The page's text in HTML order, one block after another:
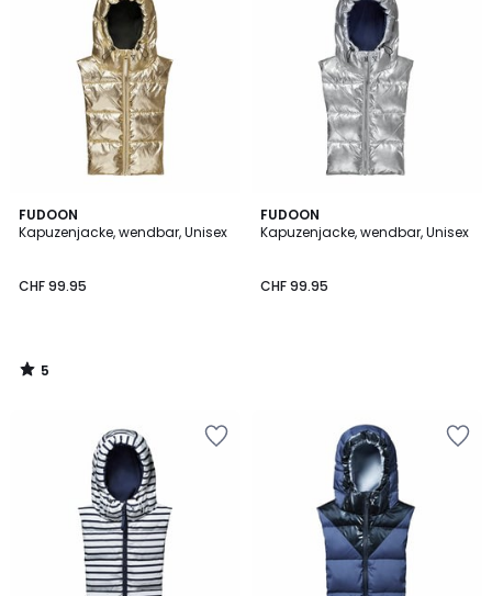
FUDOON
Kapuzenjacke, wendbar, Unisex
CHF 99.95
5
/
5
/
FUDOON
Kapuzenjacke, wendbar, Unisex
CHF 99.95